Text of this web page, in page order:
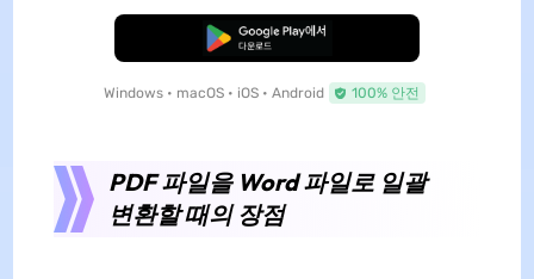
무료로 다운로드
Windows • macOS • iOS • Android 100% 안전
PDF 파일을 Word 파일로 일괄
변환할 때의 장점